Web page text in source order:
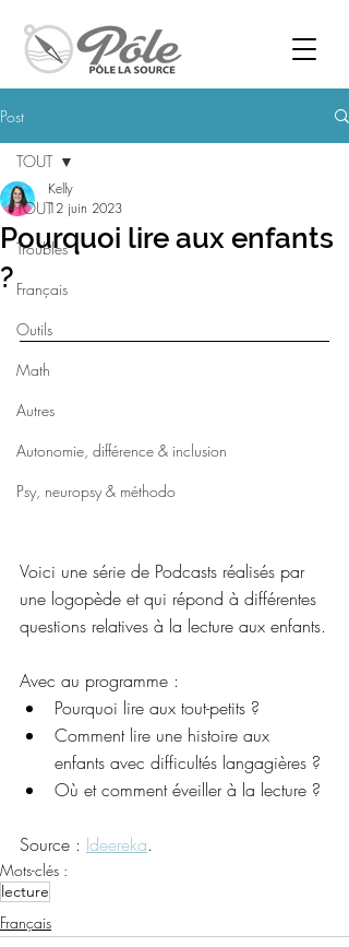
Post
TOUT
Troubles
Français
Outils
Math
Autres
Autonomie, différence & inclusion
Psy, neuropsy & méthodo
TOUT
Pourquoi lire aux enfants
?
Kelly
12 juin 2023
Voici une série de Podcasts réalisés par
une logopède et qui répond à différentes
questions relatives à la lecture aux enfants.
Avec au programme :
Pourquoi lire aux tout-petits ?
Comment lire une histoire aux
enfants avec difficultés langagières ?
Où et comment éveiller à la lecture ?
Source : Ideereka.
Mots-clés :
lecture
Français